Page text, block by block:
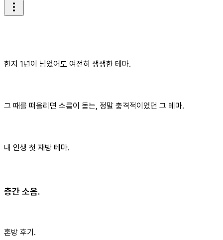
한지 1년이 넘었어도 여전히 생생한 테마.
그 때를 떠올리면 소름이 돋는, 정말 충격적이었던 그 테마.
내 인생 첫 재방 테마.
층간 소음.
혼방 후기.